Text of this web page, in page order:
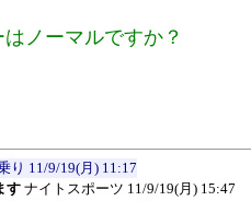
ノーマルですか？
り 11/9/19(月) 11:17
す ナイトスポーツ 11/9/19(月) 15:47